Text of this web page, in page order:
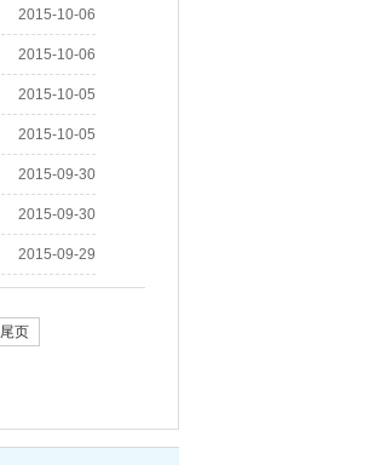
2015-10-06
2015-10-06
2015-10-05
2015-10-05
2015-09-30
2015-09-30
2015-09-29
尾页